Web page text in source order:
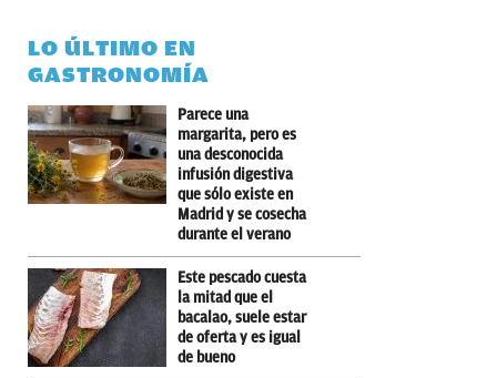
LO ÚLTIMO EN
GASTRONOMÍA
Parece una
margarita, pero es
una desconocida
infusión digestiva
que sólo existe en
Madrid y se cosecha
durante el verano
Este pescado cuesta
la mitad que el
bacalao, suele estar
de oferta y es igual
de bueno